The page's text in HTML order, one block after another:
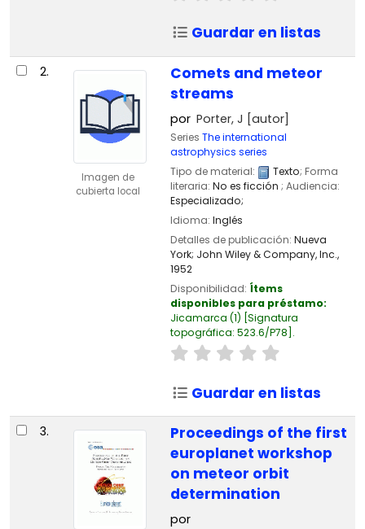
Guardar en listas
2.
Imagen de
cubierta local
Comets and meteor
streams
por Porter, J [autor]
Series The international
astrophysics series
Tipo de material:
Texto; Forma
literaria: No es ficción ; Audiencia:
Especializado;
Idioma: Inglés
Detalles de publicación: Nueva
York; John Wiley & Company, Inc.,
1952
Disponibilidad: Ítems
disponibles para préstamo:
Jicamarca (1) Signatura
topográfica: 523.6/P78 .
Guardar en listas
3.
Proceedings of the first
europlanet workshop
on meteor orbit
determination
por